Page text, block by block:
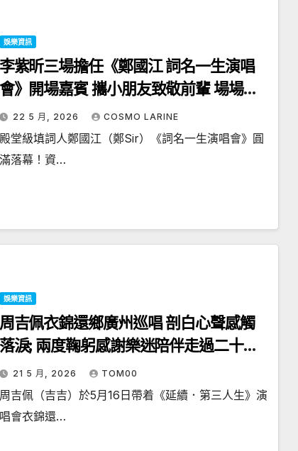
娛樂資訊
李紫昕三場擔任《鄭國江 詞名一生演唱
會》開場嘉賓 攜小朋友致敬前輩 場場引
爆溫暖回憶
22 5 月, 2026 COSMO LARINE
殿堂級填詞人鄭國江（鄭Sir）《詞名一生演唱會》圓
滿落幕！資…
娛樂資訊
周吉佩衣錦還鄉廣州巡唱 剖白心聲感觸
落淚; 兩度鞠躬感謝樂迷陪伴走過二十年
高山低谷
21 5 月, 2026 TOM00
周吉佩（吉吉）於5月16日帶着《延續．第三人生》演
唱會衣錦還…